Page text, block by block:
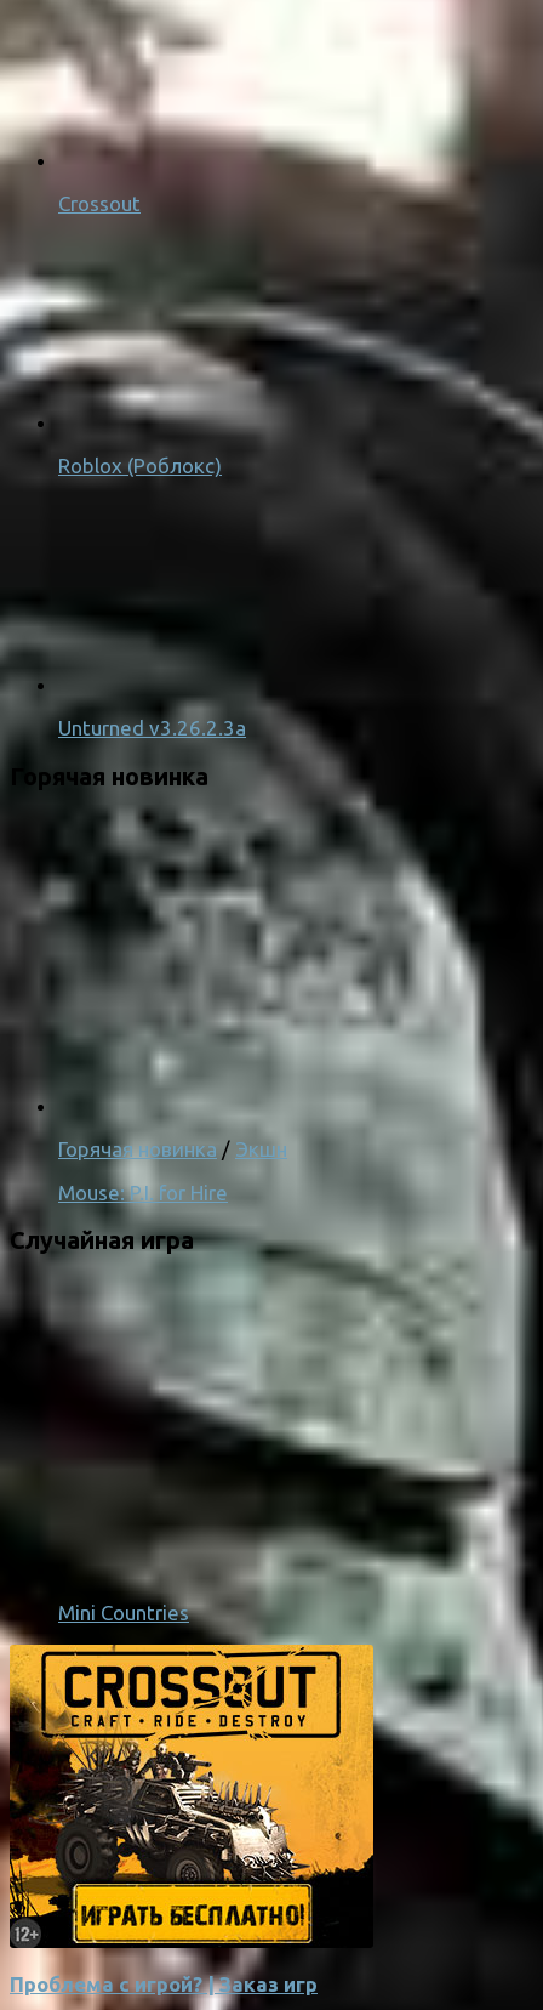
Crossout
Roblox (Роблокс)
Unturned v3.26.2.3a
Горячая новинка
Горячая новинка / Экшн
Mouse: P.I. for Hire
Случайная игра
Mini Countries
Проблема с игрой? | Заказ игр